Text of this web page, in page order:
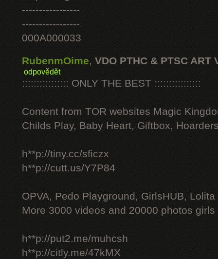
-----------------
-----------------
000A000033
RubenmOime, VDO PTHC & PTSC ART
odpovědět
:::::::::::::::: ONLY THE BEST ::::::::::::::::
Content from TOR websites Magic
Childs Play, Baby Heart, Giftbox,
h**p://tiny.cc/sficzx
h**p://cutt.us/Y7P84
OPVA, Pedo Playground, GirlsHUB, Lolita
More 3000 videos and 20000 photos
h**p://put2.me/muhcsh
h**p://citly.me/47kMX